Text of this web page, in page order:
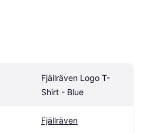
Fjällräven Logo T-
Shirt - Blue
Fjällräven